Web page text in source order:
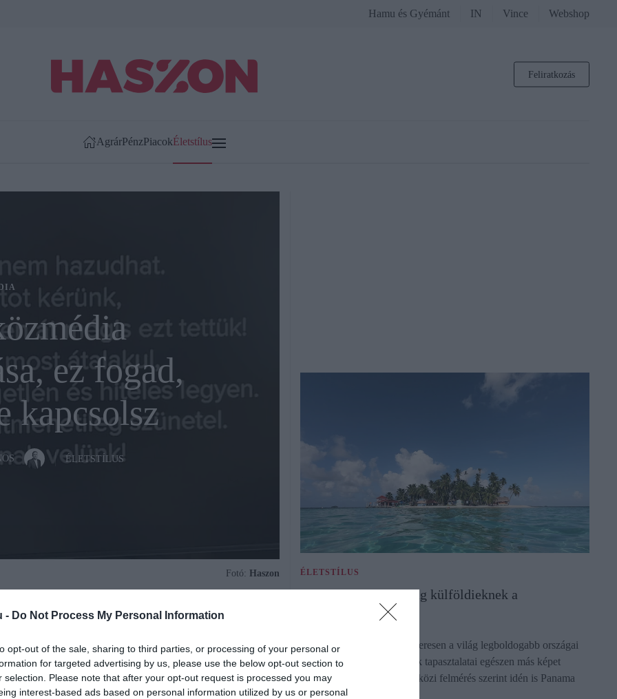
- Do Not Process My Personal Information
opt-out of the sale, sharing to third parties, or processing of your personal or
for targeted advertising by us, please use the below opt-out section to
selection. Please note that after your opt-out request is processed you may
interest-based ads based on personal information utilized by us or personal
Hamu és Gyémánt IN Vince Webshop
Feliratkozás
AgrárPénzPiacokÉletstílus
ez fogad,
kapcsolsz
ÉLETSTÍLUS
Fotó: Haszon ÉLETSTÍLUS
Ez a 10 legjobb ország külföldieknek a
Miközben Norvégia rendszeresen a világ legboldogabb országai
között szerepel, a külföldiek tapasztalatai egészen más képet
mutatnak. Egy friss nemzetközi felmérés szerint idén is Panama
bizonyult a…